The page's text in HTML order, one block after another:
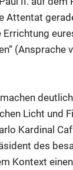
Attentat
Errichtung
(Ansprache
Licht und
Kardinal
des
Kontext